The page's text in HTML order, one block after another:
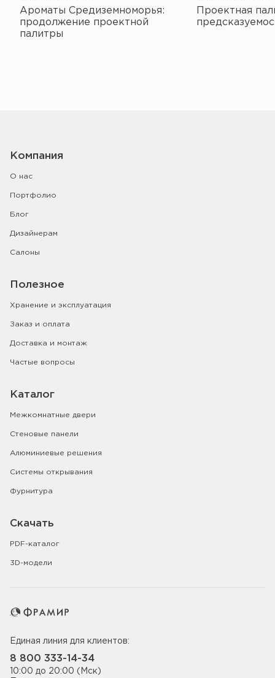
Ароматы Средиземноморья:
продолжение проектной
палитры
Проектная
Компания
О нас
Портфолио
Блог
Дизайнерам
Салоны
Полезное
Хранение и эксплуатация
Заказ и оплата
Доставка и монтаж
Частые вопросы
Каталог
Межкомнатные двери
Стеновые панели
Алюминиевые решения
Системы открывания
Фурнитура
Скачать
PDF-каталог
3D-модели
Единая линия для клиентов:
8 800 333-14-34
10:00 до 20:00 (Мск)